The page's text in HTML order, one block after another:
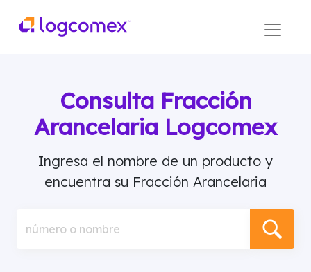
Consulta Fracción
Arancelaria Logcomex
Ingresa el nombre de un producto y
encuentra su Fracción Arancelaria
número o nombre